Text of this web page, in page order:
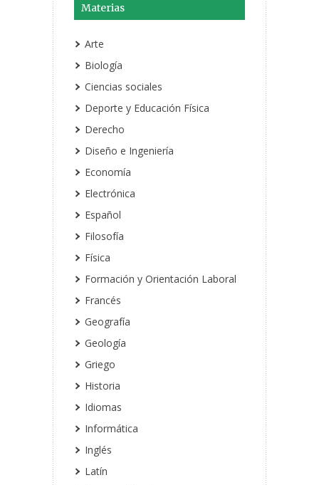
Materias
Arte
Biología
Ciencias sociales
Deporte y Educación Física
Derecho
Diseño e Ingeniería
Economía
Electrónica
Español
Filosofía
Física
Formación y Orientación Laboral
Francés
Geografía
Geología
Griego
Historia
Idiomas
Informática
Inglés
Latín